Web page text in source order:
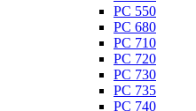
PC 550
PC 680
PC 710
PC 720
PC 730
PC 735
PC 740